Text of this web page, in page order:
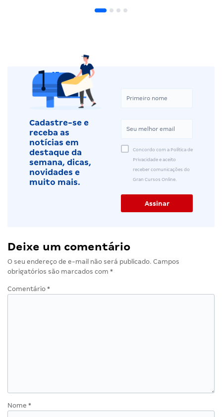
Cadastre-se e
receba as
notícias em
destaque da
semana, dicas,
novidades e
muito mais.
Concordo com a Política de
Privacidade e aceito
receber comunicações do
Gran Cursos Online.
Deixe um comentário
O seu endereço de e-mail não será publicado. Campos
obrigatórios são marcados com *
Comentário *
Nome *